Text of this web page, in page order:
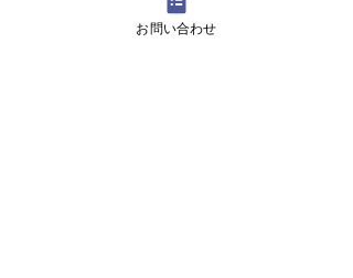
得した見積書の提出を
お問い合わせ